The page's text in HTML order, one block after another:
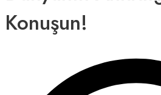
Konuşun!